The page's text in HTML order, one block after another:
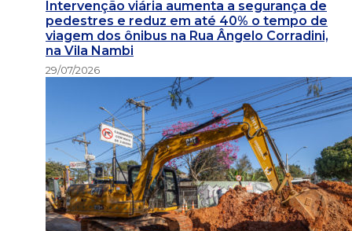
Intervenção viária aumenta a segurança de
pedestres e reduz em até 40% o tempo de
viagem dos ônibus na Rua Ângelo Corradini,
na Vila Nambi
29/07/2026